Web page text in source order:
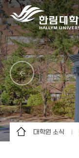
대학원 소식